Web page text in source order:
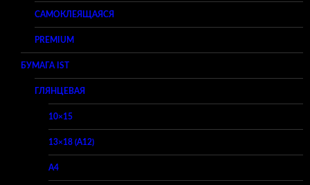
САМОКЛЕЯЩАЯСЯ
PREMIUM
БУМАГА IST
ГЛЯНЦЕВАЯ
10×15
13×18 (A12)
A4